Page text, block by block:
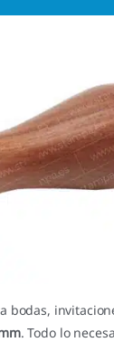
bodas,
. Todo lo